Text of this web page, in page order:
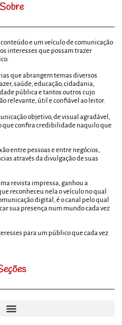
Sobre
e um veículo de comunicação
interesses que possam trazer
que abrangem temas diversos
saúde, educação, cidadania,
pública e tantos outros cujo
relevante, útil e confiável ao leitor.
objetivo, de visual agradável,
que confira credibilidade naquilo que
entre pessoas e entre negócios,
através da divulgação de suas
revista impressa, ganhou a
reconheceu nela o veículo no qual
digital, é o canal pelo qual
sua presença num mundo cada vez
para um público que cada vez